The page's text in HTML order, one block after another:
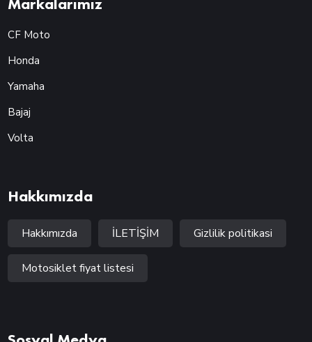
Markalarımız
CF Moto
Honda
Yamaha
Bajaj
Volta
Hakkımızda
Hakkımızda İLETİŞİM Gizlilik politikasi
Motosiklet fiyat listesi